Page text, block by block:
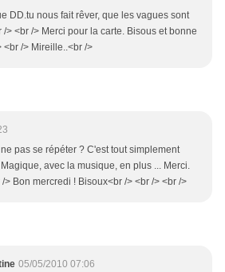
DD.tu nous fait rêver, que les vagues sont
/> <br /> Merci pour la carte. Bisous et bonne
<br /> Mireille..<br />
pas se répéter ? C'est tout simplement
avec la musique, en plus ... Merci.
> Bon mercredi ! Bisoux<br /> <br /> <br />
05/05/2010 07:06